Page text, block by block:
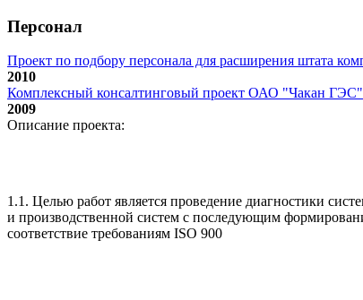
Персонал
Проект по подбору персонала для расширения штата
2010
Комплексный консалтинговый проект ОАО "Чакан ГЭС"
2009
Описание проекта:
1.1. Целью работ является проведение диагностики
и производственной систем с последующим
соответствие требованиям ISO 900